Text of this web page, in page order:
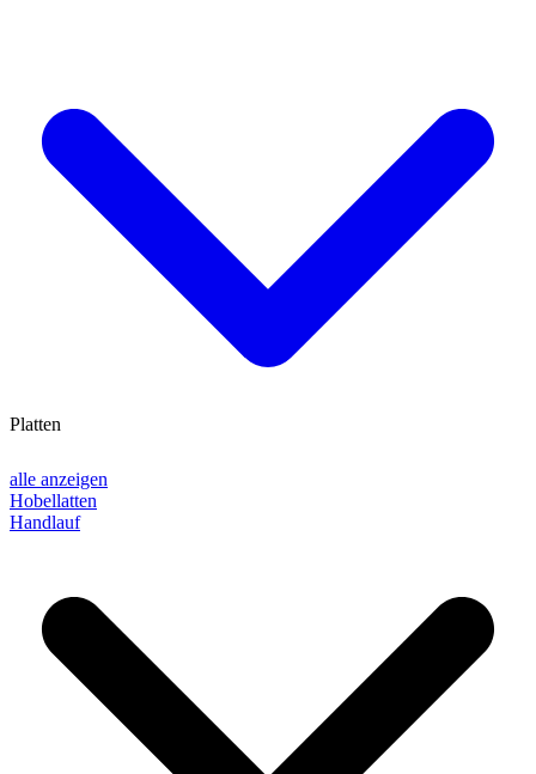
alle anzeigen
Hobellatten
Handlauf
Platten